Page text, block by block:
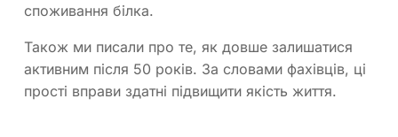
споживання білка.
Також ми писали про те, як довше залишатися
активним після 50 років. За словами фахівців, ці
прості вправи здатні підвищити якість життя.